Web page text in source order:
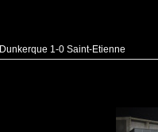
Dunkerque 1-0 Saint-Etienne